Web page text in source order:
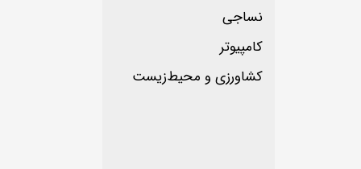
نساجی
کامپیوتر
کشاورزی و محیط‌زیست